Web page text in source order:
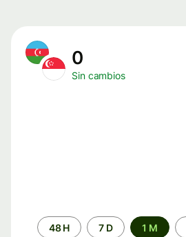
0
Sin cambios
Periodo48 H 7 D 1 M